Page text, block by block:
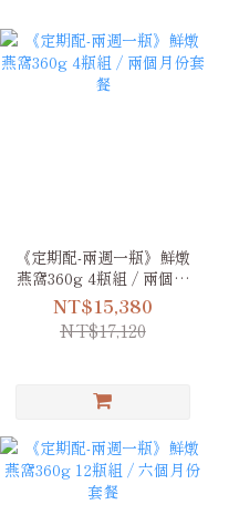
《定期配-兩週一瓶》鮮燉
燕窩360g 4瓶組 / 兩個月
份套餐
NT$15,380
NT$17,120